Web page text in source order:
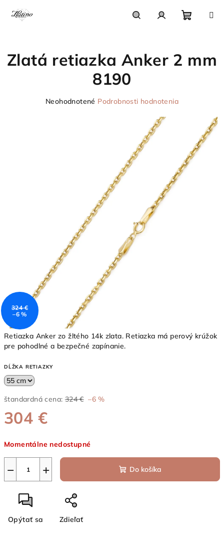
košík
Retiazka Anker zo žltého 14k zlata. Retiazka má perový krúžok
pre pohodlné a bezpečné zapínanie.
DĹŽKA RETIAZKY
štandardná cena: 324 € –6 %
304 €
cena:
Momentálne nedostupné
+
− Do košíka
Opýtať sa Zdieľať
Zlatá retiazka Anker 2 mm
8190
Priemerné
Neohodnotené Podrobnosti hodnotenia
324 €
–6 %